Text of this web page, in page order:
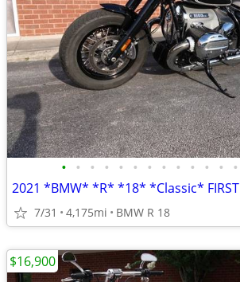
• • • • • • • • • • • • •
7/31 4,175mi BMW R 18
$16,900